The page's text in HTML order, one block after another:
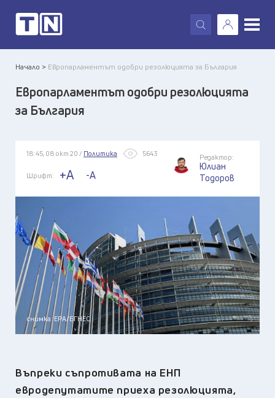
X
Начало > Европарламентът одобри резолюцията за България
Европарламентът одобри резолюцията
за България
18:45, 08 окт 20 / Политика 5643
Шрифт: +A -A
Редактор:
Юлиан
Тодоров
снимка: ЕРА/БГНЕС
Въпреки съпротивата на ЕНП
евродепутатите приеха резолюцията,